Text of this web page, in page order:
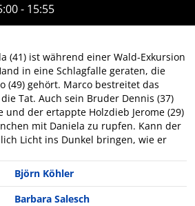
- 15:55
(41) ist während einer Wald-Exkursion
in eine Schlagfalle geraten, die
(49) gehört. Marco bestreitet das
Tat. Auch sein Bruder Dennis (37)
und der ertappte Holzdieb Jerome (29)
mit Daniela zu rupfen. Kann der
Licht ins Dunkel bringen, wie er
Björn Köhler
Barbara Salesch